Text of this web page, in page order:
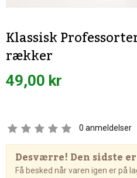
Klassisk
rækker
49,00 kr
0 anmeldelser
Desværre! Den sidste
Få besked når varen igen er på